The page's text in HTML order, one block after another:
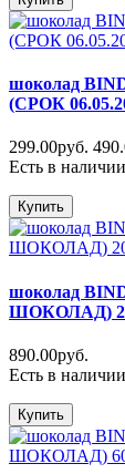
шоколад
(СРОК
299.00руб.
Есть в наличии
Купить
шоколад
ШОКОЛАД)
890.00руб.
Есть в наличии
Купить